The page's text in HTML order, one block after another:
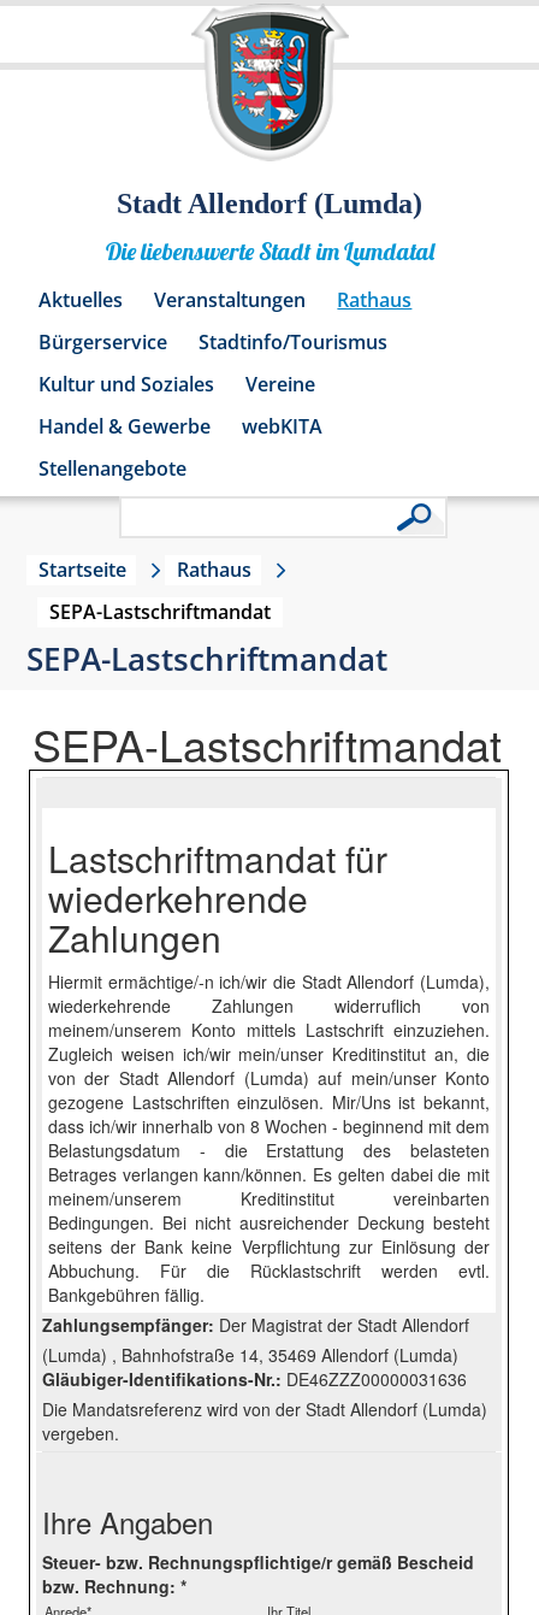
Stadt Allendorf (Lumda)
Die liebenswerte Stadt im Lumdatal
Aktuelles Veranstaltungen
Rathaus
Bürgerservice
Stadtinfo/Tourismus
Kultur und Soziales
Vereine
Handel & Gewerbe
webKITA
Stellenangebote
Startseite
Rathaus
SEPA-Lastschriftmandat
SEPA-Lastschriftmandat